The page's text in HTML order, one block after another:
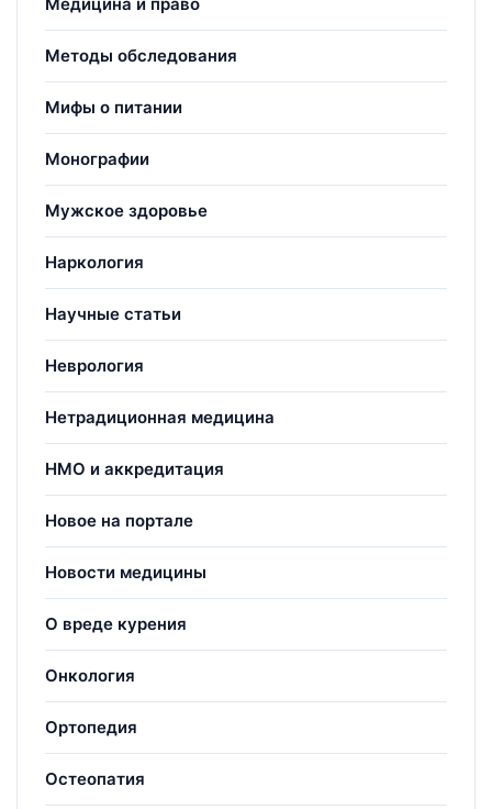
Методы обследования
Мифы о питании
Монографии
Мужское здоровье
Наркология
Научные статьи
Неврология
Нетрадиционная медицина
НМО и аккредитация
Новое на портале
Новости медицины
О вреде курения
Онкология
Ортопедия
Остеопатия